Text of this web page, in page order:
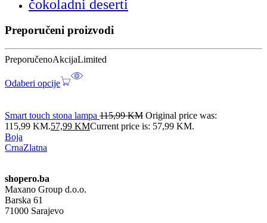
čokoladni deserti
Preporučeni proizvodi
PreporučenoAkcijaLimited
Odaberi opcije
Smart touch stona lampa 115,99KM Original price was:
115,99 KM.57,99 KMCurrent price is: 57,99 KM.
Boja
CrnaZlatna
shopero.ba
Maxano Group d.o.o.
Barska 61
71000 Sarajevo